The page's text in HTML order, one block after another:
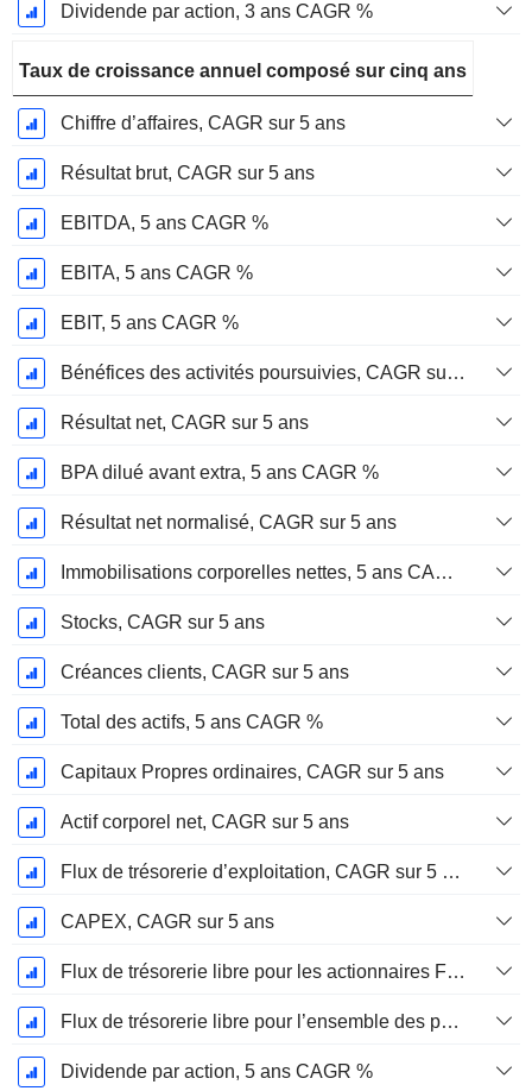
Dividende par action, 3 ans CAGR %
Taux de croissance annuel composé sur cinq ans
Chiffre d’affaires, CAGR sur 5 ans
Résultat brut, CAGR sur 5 ans
EBITDA, 5 ans CAGR %
EBITA, 5 ans CAGR %
EBIT, 5 ans CAGR %
Bénéfices des activités poursuivies, CAGR sur 5 ans
Résultat net, CAGR sur 5 ans
BPA dilué avant extra, 5 ans CAGR %
Résultat net normalisé, CAGR sur 5 ans
Immobilisations corporelles nettes, 5 ans CAGR %
Stocks, CAGR sur 5 ans
Créances clients, CAGR sur 5 ans
Total des actifs, 5 ans CAGR %
Capitaux Propres ordinaires, CAGR sur 5 ans
Actif corporel net, CAGR sur 5 ans
Flux de trésorerie d’exploitation, CAGR sur 5 ans
CAPEX, CAGR sur 5 ans
Flux de trésorerie libre pour les actionnaires FCFE, CAGR sur 5 ans
Flux de trésorerie libre pour l’ensemble des pourvoyeurs de fonds (créanciers et actionnaires) FCFF, CAGR sur 5 ans
Dividende par action, 5 ans CAGR %